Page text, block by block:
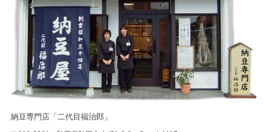
納豆専門店「二代目福治郎」